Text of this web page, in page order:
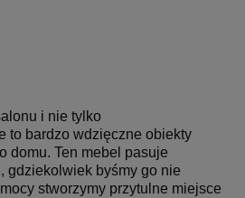
i nie tylko
to bardzo wdzięczne obiekty
domu. Ten mebel pasuje
gdziekolwiek byśmy go nie
stworzymy przytulne miejsce